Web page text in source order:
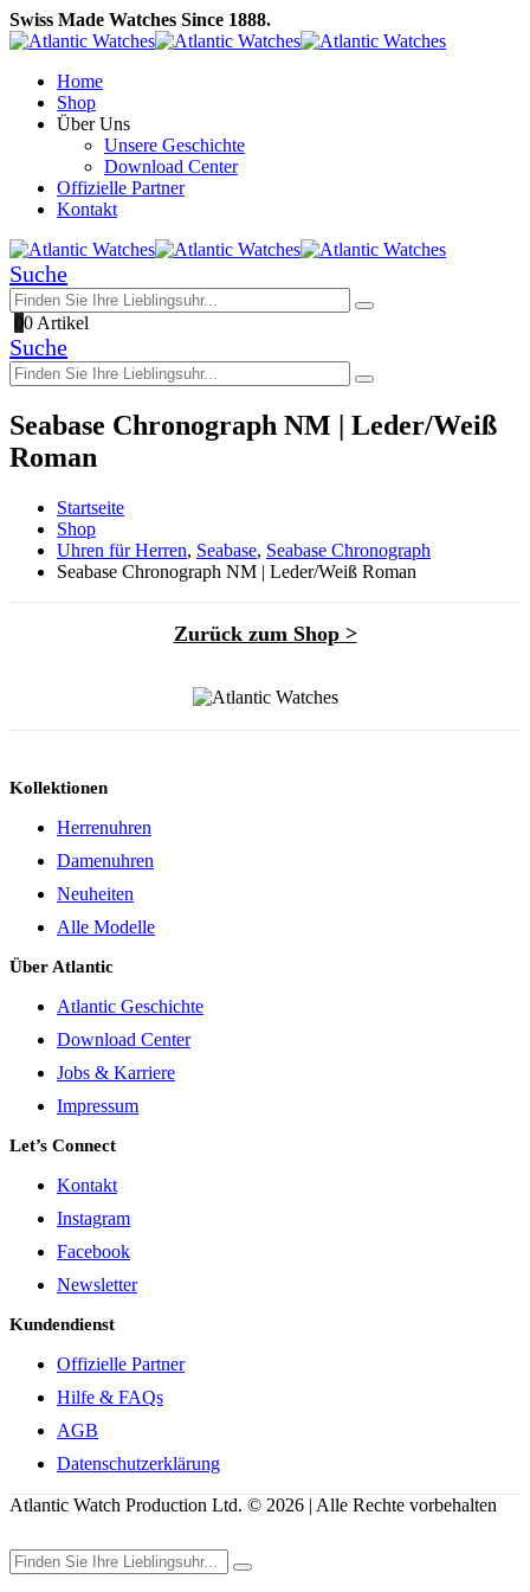
Swiss Made Watches Since 1888.
Home
Shop
Über Uns
Unsere Geschichte
Download Center
Offizielle Partner
Kontakt
Suche
00 Artikel
Suche
Seabase Chronograph NM | Leder/Weiß
Roman
Startseite
Shop
Uhren für Herren, Seabase, Seabase Chronograph
Seabase Chronograph NM | Leder/Weiß Roman
Zurück zum Shop >
Kollektionen
Herrenuhren
Damenuhren
Neuheiten
Alle Modelle
Über Atlantic
Atlantic Geschichte
Download Center
Jobs & Karriere
Impressum
Let’s Connect
Kontakt
Instagram
Facebook
Newsletter
Kundendienst
Offizielle Partner
Hilfe & FAQs
AGB
Datenschutzerklärung
Atlantic Watch Production Ltd. © 2026 | Alle Rechte vorbehalten